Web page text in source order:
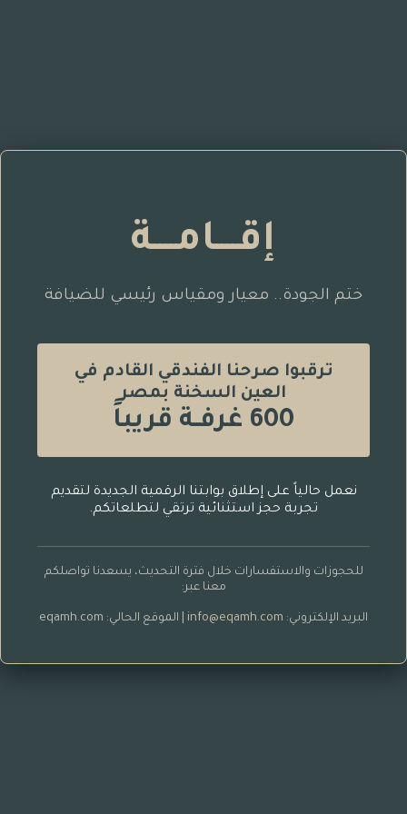
إقــــامــــة
ختم الجودة.. معيار ومقياس رئيسي للضيافة
ترقبوا صرحنا الفندقي القادم في
العين السخنة بمصر
600 غرفــة قريباً
نعمل حالياً على إطلاق بوابتنا الرقمية الجديدة لتقديم
تجربة حجز استثنائية ترتقي لتطلعاتكم.
للحجوزات والاستفسارات خلال فترة التحديث، يسعدنا تواصلكم
معنا عبر:
البريد الإلكتروني: info@eqamh.com | الموقع الحالي: eqamh.com